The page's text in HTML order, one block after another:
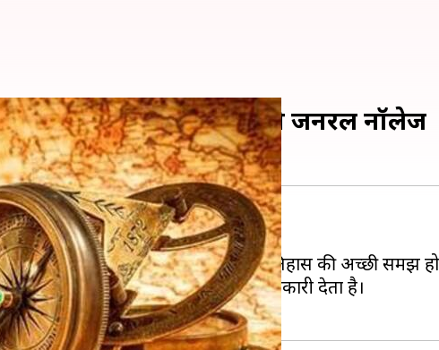
जानकर बढ़ाएं अपनी जनरल नॉलेज
होना चाहिए।
की तैयारी कर रहे हैं, तो आपको इतिहास की अच्छी समझ
दिन के इतिहास के बारे में सारी जानकारी देता है।